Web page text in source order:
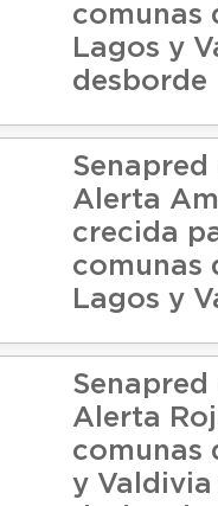
comunas
Lagos y
desborde
Senapred
Alerta
crecida
comunas
Lagos y
Senapred
Alerta
comunas
y